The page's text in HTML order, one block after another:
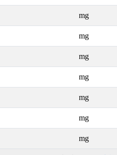
mg
mg
mg
mg
mg
mg
mg